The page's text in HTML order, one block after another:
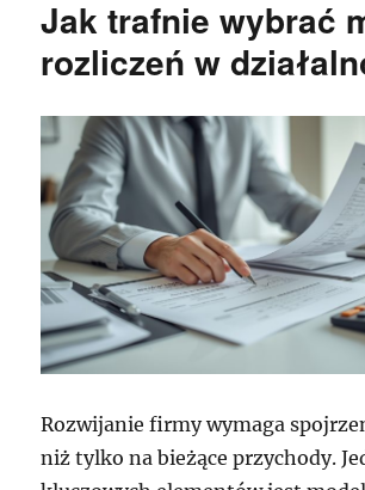
Jak trafnie wybrać
rozliczeń w
Rozwijanie firmy wymaga
niż tylko na bieżące przychody.